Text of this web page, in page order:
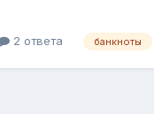
2 ответа банкноты